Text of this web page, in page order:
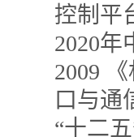
控制平
2020年
2009
口与通
“十二